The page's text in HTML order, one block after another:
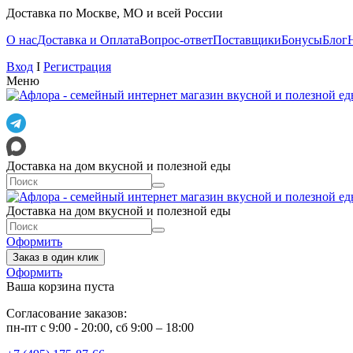
Доставка по Москве, МО и всей России
О насДоставка и ОплатаВопрос-ответПоставщикиБонусыБлог
Вход I Регистрация
Меню
Доставка на дом вкусной и полезной еды
Доставка на дом вкусной и полезной еды
Оформить
Заказ в один клик
Оформить
Ваша корзина пуста
Согласование заказов:
пн-пт с 9:00 - 20:00, сб 9:00 – 18:00